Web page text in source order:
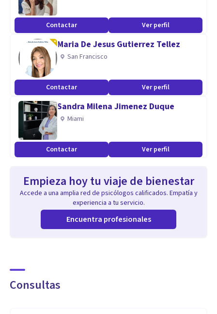
Aptitudes
Danzaterapeuta, consteladora familiar, reiki, registros
akashicos, arte terapia.
Me gusta combinar mis conocimientos clínicos, científicos y
rigurosos con otras areas de desarrollo personal desde las
diversas artes, para dar un acompañamiento más integral a
cada persona según sus necesidades.
Agenda tu hora!
Contactar Ver perfil
Maria De Jesus Gutierrez Tellez
San Francisco
Contactar Ver perfil
Sandra Milena Jimenez Duque
Miami
Contactar Ver perfil
Empieza hoy tu viaje de bienestar
Accede a una amplia red de psicólogos calificados. Empatía y
experiencia a tu servicio.
Encuentra profesionales
Consultas